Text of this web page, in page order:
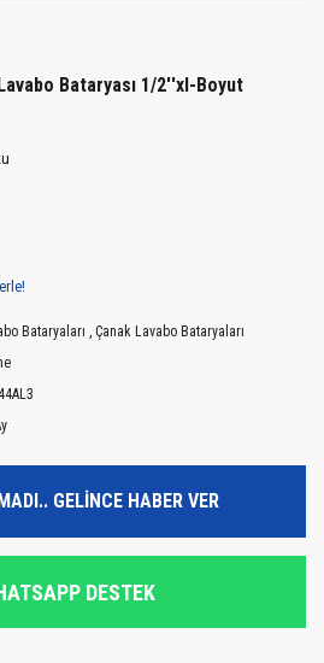
Bataryası 1/2''xl-Boyut
Bataryaları ,Çanak Lavabo Bataryaları
GELİNCE HABER VER
DESTEK